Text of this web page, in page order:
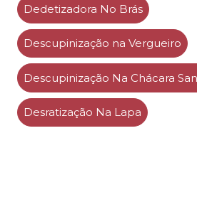
Dedetizadora No Brás
Descupinização na Vergueiro
Descupinização Na Chácara
Desratização Na Lapa